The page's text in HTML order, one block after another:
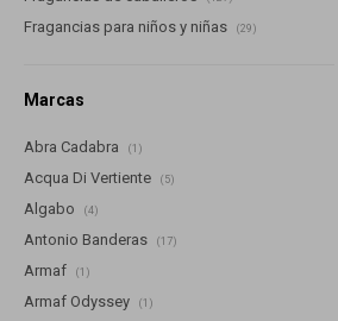
Fragancias para niños y niñas (29)
Marcas
Abra Cadabra (1)
Acqua Di Vertiente (5)
Algabo (4)
Antonio Banderas (17)
Armaf (1)
Armaf Odyssey (1)